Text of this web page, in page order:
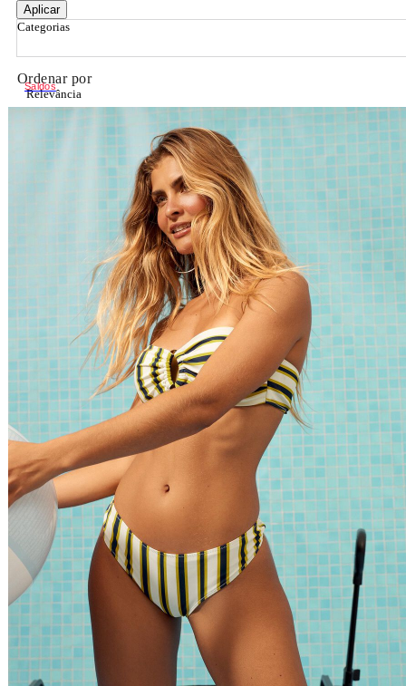
Aplicar
Categorias
Ordenar por
Relevância
Relevância
Preço Crescente
Preço Decrescente
Nome do Produto A - Z
Nome do Produto Z - A
Filtrar & Ordenar
Saldos